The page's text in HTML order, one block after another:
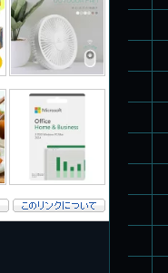
ルキリー VF-1S ロ